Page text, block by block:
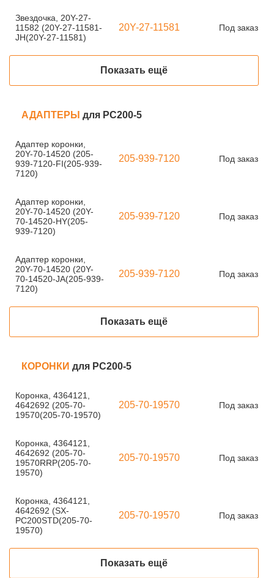
Звездочка, 20Y-27-
11582 (20Y-27-11581-
JH(20Y-27-11581)
20Y-27-11581 Под заказ
Показать ещё
АДАПТЕРЫ для PC200-5
Адаптер коронки,
20Y-70-14520 (205-
939-7120-FI(205-939-
7120)
205-939-7120 Под заказ
Адаптер коронки,
20Y-70-14520 (20Y-
70-14520-HY(205-
939-7120)
205-939-7120 Под заказ
Адаптер коронки,
20Y-70-14520 (20Y-
70-14520-JA(205-939-
7120)
205-939-7120 Под заказ
Показать ещё
КОРОНКИ для PC200-5
Коронка, 4364121,
4642692 (205-70-
19570(205-70-19570)
205-70-19570 Под заказ
Коронка, 4364121,
4642692 (205-70-
19570RRP(205-70-
19570)
205-70-19570 Под заказ
Коронка, 4364121,
4642692 (SX-
PC200STD(205-70-
19570)
205-70-19570 Под заказ
Показать ещё